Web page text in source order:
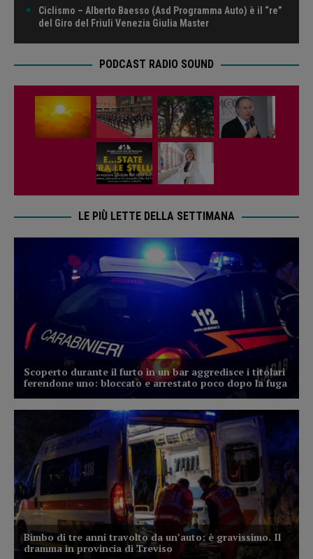
Ciclismo – Alberto Baesso (Asd Programma Auto) è il “re”
del Giro del Friuli Venezia Giulia Master
PODCAST RADIO SOUND
LE PIÙ LETTE DELLA SETTIMANA